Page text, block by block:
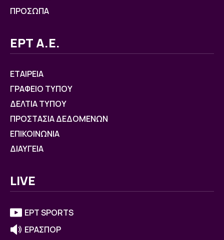
ΠΡΟΣΩΠΑ
ΕΡΤ Α.Ε.
ΕΤΑΙΡΕΙΑ
ΓΡΑΦΕΙΟ ΤΥΠΟΥ
ΔΕΛΤΙΑ ΤΥΠΟΥ
ΠΡΟΣΤΑΣΙΑ ΔΕΔΟΜΕΝΩΝ
ΕΠΙΚΟΙΝΩΝΙΑ
ΔΙΑΥΓΕΙΑ
LIVE
ΕΡΤ SPORTS
ΕΡΑΣΠΟΡ